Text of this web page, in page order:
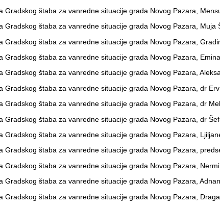
Gradskog štaba za vanredne situacije grada Novog Pazara,
Gradskog štaba za vanredne situacije grada Novog Pazara, Muja
Gradskog štaba za vanredne situacije grada Novog Pazara,
Gradskog štaba za vanredne situacije grada Novog Pazara,
Gradskog štaba za vanredne situacije grada Novog Pazara,
Gradskog štaba za vanredne situacije grada Novog Pazara, dr
Gradskog štaba za vanredne situacije grada Novog Pazara, dr
Gradskog štaba za vanredne situacije grada Novog Pazara, dr
Gradskog štaba za vanredne situacije grada Novog Pazara,
Gradskog štaba za vanredne situacije grada Novog Pazara,
Gradskog štaba za vanredne situacije grada Novog Pazara,
Gradskog štaba za vanredne situacije grada Novog Pazara,
Gradskog štaba za vanredne situacije grada Novog Pazara,